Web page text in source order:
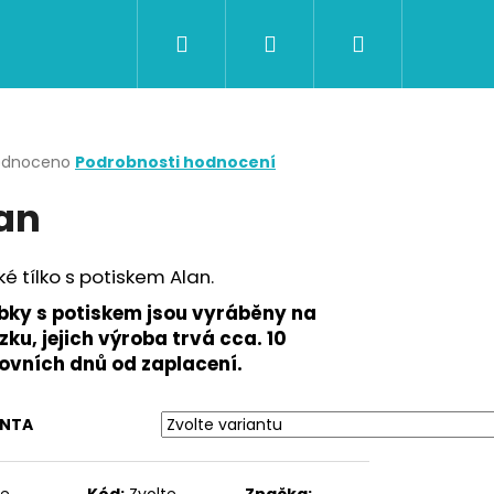
CERTIFIKÁTY A POUKAZY BAZAR
Přihlášení
Podrobnosti hodnocení
tílko s potiskem Alan.
s potiskem jsou vyráběny na
jejich výroba trvá cca. 10
dnů od zaplacení.
Následující